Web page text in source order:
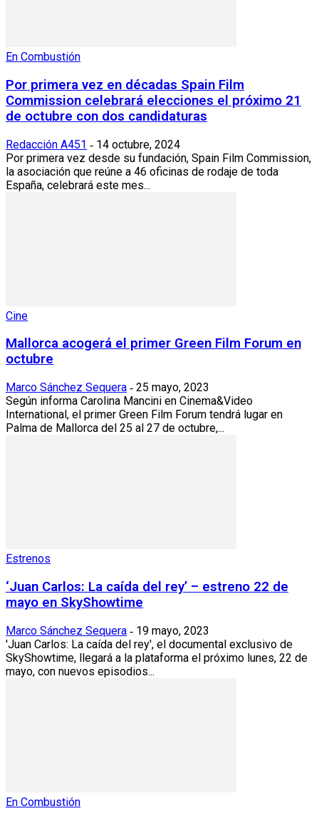
En Combustión
Por primera vez en décadas Spain Film
Commission celebrará elecciones el próximo 21
de octubre con dos candidaturas
Redacción A451 - 14 octubre, 2024
Por primera vez desde su fundación, Spain Film Commission,
la asociación que reúne a 46 oficinas de rodaje de toda
España, celebrará este mes...
Cine
Mallorca acogerá el primer Green Film Forum en
octubre
Marco Sánchez Sequera - 25 mayo, 2023
Según informa Carolina Mancini en Cinema&Video
International, el primer Green Film Forum tendrá lugar en
Palma de Mallorca del 25 al 27 de octubre,...
Estrenos
‘Juan Carlos: La caída del rey’ – estreno 22 de
mayo en SkyShowtime
Marco Sánchez Sequera - 19 mayo, 2023
'Juan Carlos: La caída del rey', el documental exclusivo de
SkyShowtime, llegará a la plataforma el próximo lunes, 22 de
mayo, con nuevos episodios...
En Combustión